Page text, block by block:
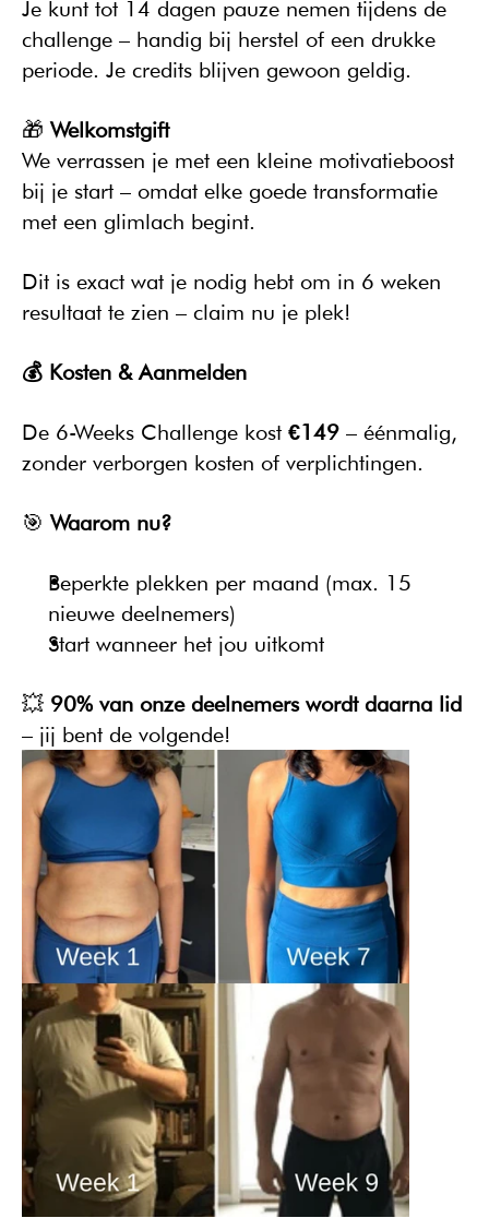
Je kunt tot 14 dagen pauze nemen tijdens de
challenge – handig bij herstel of een drukke
periode. Je credits blijven gewoon geldig.
🎁 Welkomstgift
We verrassen je met een kleine motivatieboost
bij je start – omdat elke goede transformatie
met een glimlach begint.
Dit is exact wat je nodig hebt om in 6 weken
resultaat te zien – claim nu je plek!
💰 Kosten & Aanmelden
De 6-Weeks Challenge kost €149 – éénmalig,
zonder verborgen kosten of verplichtingen.
🎯 Waarom nu?
Beperkte plekken per maand (max. 15
nieuwe deelnemers)
Start wanneer het jou uitkomt
💥 90% van onze deelnemers wordt daarna lid
– jij bent de volgende!